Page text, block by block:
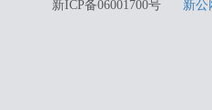
新ICP备06001700号 新公